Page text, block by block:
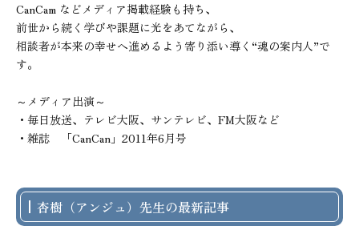
CanCam などメディア掲載経験も持ち、
前世から続く学びや課題に光をあてながら、
相談者が本来の幸せへ進めるよう寄り添い導く“魂の案内人”で
す。
～メディア出演～
・毎日放送、テレビ大阪、サンテレビ、FM大阪など
・雑誌　「CanCan」2011年6月号
杏樹（アンジュ）先生の最新記事